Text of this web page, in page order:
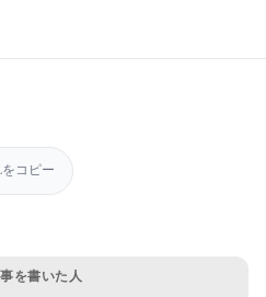
コピー
を書いた人